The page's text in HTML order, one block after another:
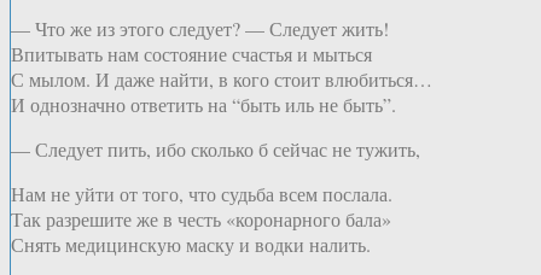
— Что же из этого следует? — Следует жить!
Впитывать нам состояние счастья и мыться
С мылом. И даже найти, в кого стоит влюбиться…
И однозначно ответить на “быть иль не быть”.
— Следует пить, ибо сколько б сейчас не тужить,
Нам не уйти от того, что судьба всем послала.
Так разрешите же в честь «коронарного бала»
Снять медицинскую маску и водки налить.